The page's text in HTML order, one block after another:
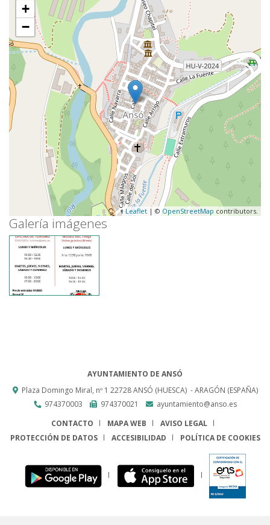
+
−
Leaflet| © OpenStreetMap contributors.
Galería imágenes
AYUNTAMIENTO DE ANSÓ
Plaza Domingo Miral, nº 1 22728 ANSÓ (HUESCA) - ARAGÓN (ESPAÑA)
974370003
974370021
ayuntamiento@anso.es
CONTACTO
MAPA WEB
AVISO LEGAL
PROTECCIÓN DE DATOS
ACCESIBILIDAD POLÍTICA DE COOKIES